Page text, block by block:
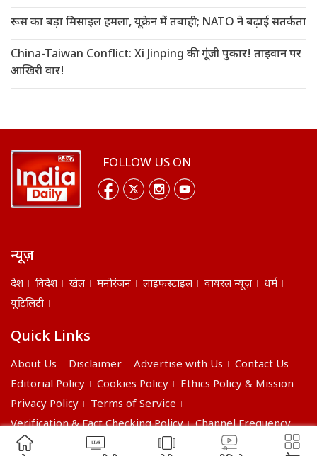
रूस का बड़ा मिसाइल हमला, यूक्रेन में तबाही; NATO ने बढ़ाई सतर्कता
China-Taiwan Conflict: Xi Jinping की गूंजी पुकार! ताइवान पर
आखिरी वार!
FOLLOW US ON
न्यूज़
देश विदेश खेल मनोरंजन लाइफस्टाइल वायरल न्यूज़
धर्म
यूटिलिटी
Quick Links
About Us Disclaimer Advertise with Us
Contact Us
Editorial Policy
Cookies Policy
Ethics Policy & Mission
Privacy Policy
Terms of Service
Verification & Fact Checking Policy
Channel Frequency